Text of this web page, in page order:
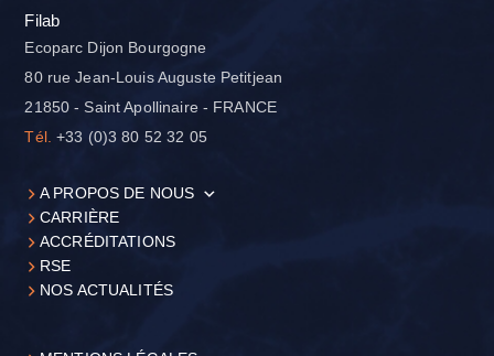
Filab
Ecoparc Dijon Bourgogne
80 rue Jean-Louis Auguste Petitjean
21850 - Saint Apollinaire - FRANCE
Tél. +33 (0)3 80 52 32 05
A PROPOS DE NOUS
CARRIÈRE
ACCRÉDITATIONS
RSE
NOS ACTUALITÉS